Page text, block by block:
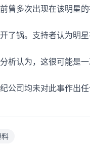
曾多次出现在该明星
了锅。支持者认为明
析认为，这很可能是
公司均未对此事作出